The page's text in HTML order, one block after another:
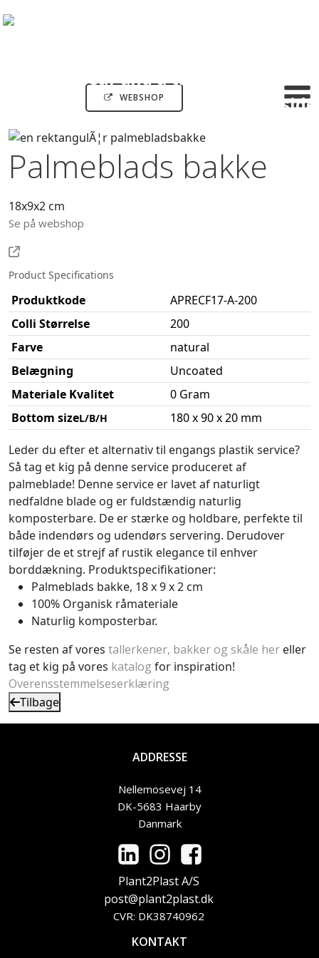
WEBSHOP
Palmeblads bakke
18x9x2 cm
Se på webshop
Product Specifications
Produktkode
APRECF17-A-200
Colli Størrelse
200
Farve
natural
Belægning
Uncoated
Materiale Kvalitet
0 Gram
Bottom sizeL/B/H 180 x 90 x 20 mm
Leder du efter et alternativ til engangs plastik service?
Så tag et kig på denne service produceret af
palmeblade! Denne service er lavet af naturligt
nedfaldne blade og er fuldstændig naturlig
komposterbare. De er stærke og holdbare, perfekte til
både indendørs og udendørs servering. Derudover
tilføjer de et strejf af rustik elegance til enhver
borddækning. Produktspecifikationer:
Palmeblads bakke, 18 x 9 x 2 cm
100% Organisk råmateriale
Naturlig komposterbar.
Se resten af vores tallerkener, bakker og skåle her eller
tag et kig på vores katalog for inspiration!
Overensstemmelseserklæring
Tilbage
ADDRESSE
Nellemosevej 14
DK-5683 Haarby
Danmark
Plant2Plast A/S
post@plant2plast.dk
CVR: DK38740962
KONTAKT